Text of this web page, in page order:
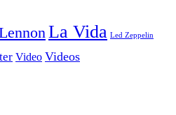
La Vida Led Zeppelin
Video Videos